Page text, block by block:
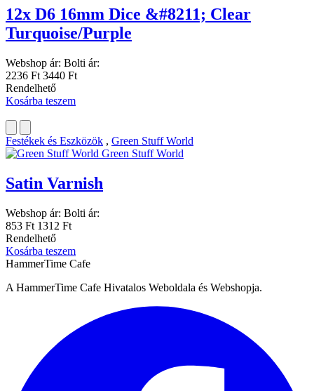
12x D6 16mm Dice &#8211; Clear
Turquoise/Purple
Webshop ár: Bolti ár:
2236 Ft 3440 Ft
Rendelhető
Kosárba teszem
Festékek és Eszközök , Green Stuff World
Green Stuff World
Satin Varnish
Webshop ár: Bolti ár:
853 Ft 1312 Ft
Rendelhető
Kosárba teszem
HammerTime Cafe
A HammerTime Cafe Hivatalos Weboldala és Webshopja.